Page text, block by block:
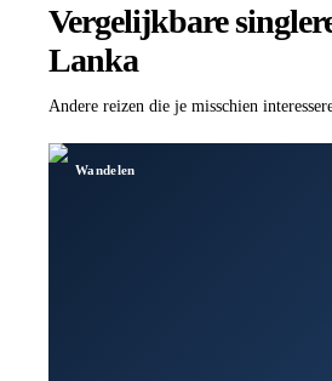
Vergelijkbare
Lanka
Andere reizen die je misschien
Wandelen